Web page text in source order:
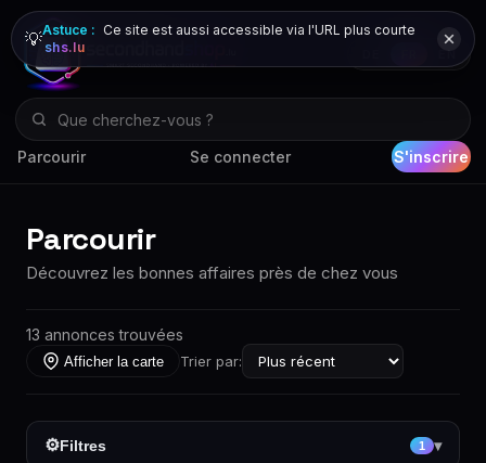
Parcourir Se connecter S'inscrire
💡Astuce : Ce site est aussi accessible via l'URL plus courte
shs.lu
Parcourir
Découvrez les bonnes affaires près de chez vous
13 annonces trouvées
Afficher la carte Trier par:
⚙Filtres 1 ▾